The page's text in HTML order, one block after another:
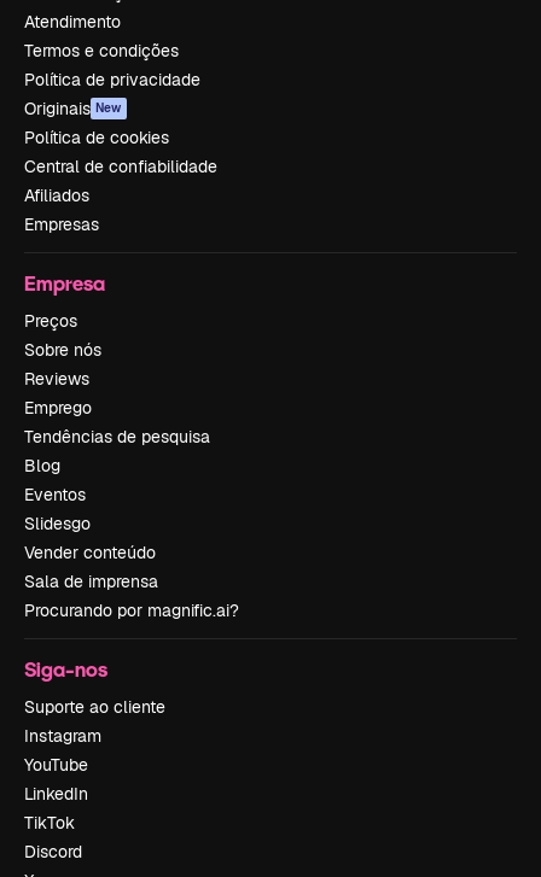
Atendimento
Termos e condições
Política de privacidade
Originais New
Política de cookies
Central de confiabilidade
Afiliados
Empresas
Empresa
Preços
Sobre nós
Reviews
Emprego
Tendências de pesquisa
Blog
Eventos
Slidesgo
Vender conteúdo
Sala de imprensa
Procurando por magnific.ai?
Siga-nos
Suporte ao cliente
Instagram
YouTube
LinkedIn
TikTok
Discord